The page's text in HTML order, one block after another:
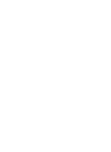
ist nicht
des
der Vertragszeit
§ 545 BGB wird
der Mietsache
Mietverhältnisses